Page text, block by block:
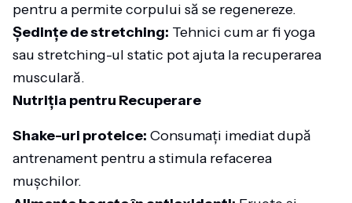
pentru a permite corpului să se regenereze.
Ședințe de stretching: Tehnici cum ar fi yoga
sau stretching-ul static pot ajuta la recuperarea
musculară.
Nutriția pentru Recuperare
Shake-uri proteice: Consumați imediat după
antrenament pentru a stimula refacerea
mușchilor.